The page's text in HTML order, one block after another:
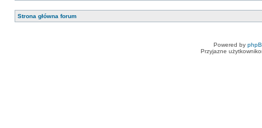
Strona główna forum
Powered by
Przyjazne